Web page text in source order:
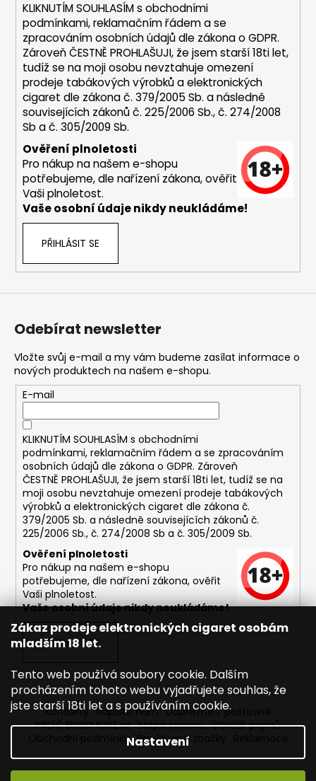
Zákaz prodeje elektronických cigaret osobám
mladším 18 let.
Tento web používá soubory cookie. Dalším
procházením tohoto webu vyjadřujete souhlas, že
jste starší 18ti let a s používáním cookie.
Nastavení
D
p
o
u
u
m
DEKANG
MIX
169
Původně:
195
Kč
KLIKNUTÍM SOUHLASÍM s obchodními
podmínkami,reklamačním řádem a se
zpracováním osobních údajů dle zákona oGDPR.
Zároveň ČESTNĚ PROHLAŠUJI, že jsem starší 18ti let,
tudíž se na moji osobu nevztahuje omezení
prodeje tabákových výrobků a elektronických
cigaret dle zákona č. 379/2005 Sb. a následně
souvisejících zákonů č. 225/2006 Sb., č. 274/2008
Sb a č. 305/2009 Sb.
Ověření plnoletosti
Pro nákup na našem e-shopu
potřebujeme, dle nařízení zákona, ověřit
Vaši plnoletost.
Vaše osobní údaje nikdy neukládáme!
PŘIHLÁSIT SE
Odebírat newsletter
Vložte svůj e-mail a my vám budeme zasílat informace o
nových produktech na našem e-shopu.
E-mail
KLIKNUTÍM SOUHLASÍM s obchodními
podmínkami, reklamačním řádem a se zpracováním
osobních údajů dle zákona o GDPR. Zároveň
ČESTNĚ PROHLAŠUJI, že jsem starší 18ti let, tudíž se na
moji osobu nevztahuje omezení prodeje tabákových
výrobků a elektronických cigaret dle zákona č.
379/2005 Sb. a následně souvisejících zákonů č.
225/2006 Sb., č. 274/2008 Sb a č. 305/2009 Sb.
Ověření plnoletosti
Pro nákup na našem e-shopu
potřebujeme, dle nařízení zákona, ověřit
Vaši plnoletost.
Vaše osobní údaje nikdy neukládáme!
PŘIHLÁSIT SE
Kontakty Napište nám Dopravné / poštovné
PROČ EKOSMOKE.cz Mapa serveru Slovník pojmů
Obchodní podmínky Prodávané značky